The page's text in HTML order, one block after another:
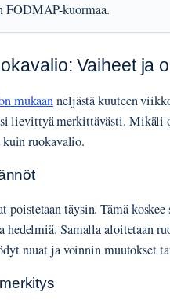
FODMAP-kuormaa.
Vaiheet ja
mukaanneljästä kuuteen
lievittyä merkittävästi. Mikäli
ruokavalio.
täysin. Tämä koskee
hedelmiä. Samalla aloitetaan
ruuat ja voinnin muutokset